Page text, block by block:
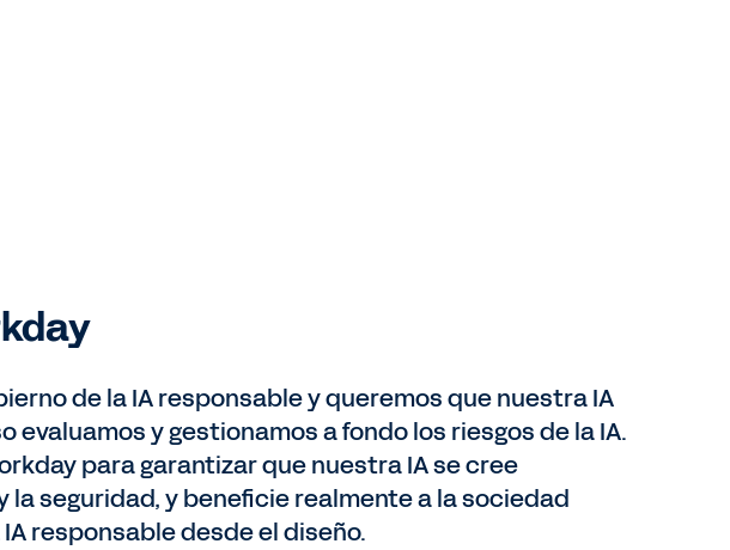
de la IA responsable y queremos que nuestra IA
evaluamos y gestionamos a fondo los riesgos de la IA.
para garantizar que nuestra IA se cree
seguridad, y beneficie realmente a la sociedad
responsable desde el diseño.